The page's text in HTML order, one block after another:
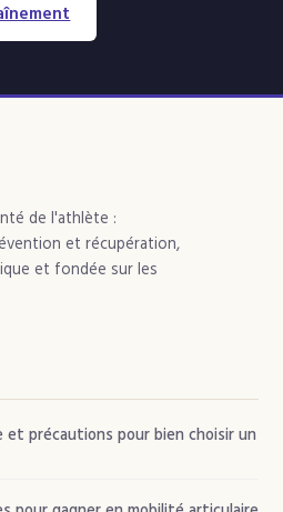
de l'athlète :
et récupération,
et fondée sur les
et précautions pour bien choisir un